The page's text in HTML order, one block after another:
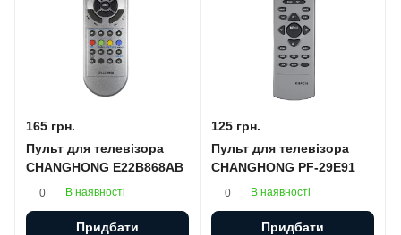
165 грн.
Пульт для телевізора
CHANGHONG E22B868AB
0 В наявності
Придбати
125 грн.
Пульт для телевізора
CHANGHONG PF-29E91
0 В наявності
Придбати